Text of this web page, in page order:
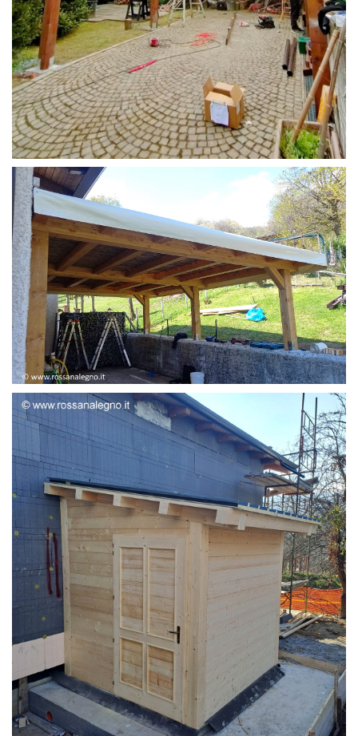
STRUTTURA CAMPER
STRUTTURA ADDOSSATA LAMELLARE